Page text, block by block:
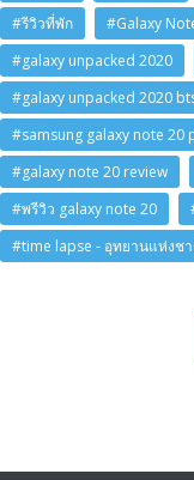
#รีวิวที่พัก
#Galaxy
#galaxy unpacked 2020
#galaxy unpacked 2020
#samsung galaxy note 20
#galaxy note 20 review
#พรีวิว galaxy note 20
#time lapse - อุทยานแห่งชา